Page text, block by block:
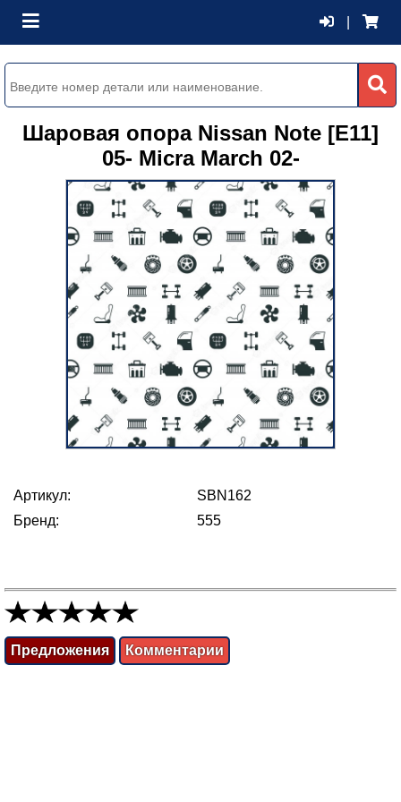
Шаровая опора Nissan Note [E11]
05- Micra March 02-
Артикул:
SBN162
Бренд:
555
Предложения Комментарии